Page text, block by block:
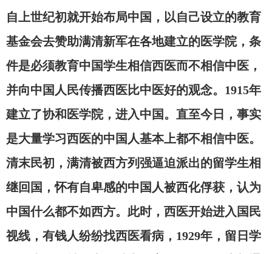
自上世纪初就开始布局中国，以自己设立的教育
基金会去赞助满清新军在各地建立的医学院，条
件是必须教育中国学生相信西医而不相信中医，
并向中国人民传播西医比中医好的观念。1915年
建立了协和医学院，进入中国。直至今日，事实
是大量学习西医的中国人基本上都不相信中医。
清末民初，满清被西方列强逼迫派出的留学生相
继回国，怀有自卑感的中国人被西化俘获，认为
中国什么都不如西方。此时，西医开始进入国民
视线，有钱人纷纷找西医看病， 1929年，留日学